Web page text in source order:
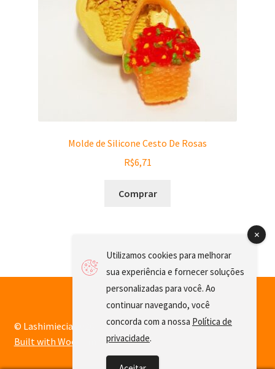
Molde de Silicone Cesto De Rosas
R$6,71
Comprar
© Lashimiecia 2026
Built with WooCommerce.
Utilizamos cookies para melhorar
sua experiência e fornecer soluções
personalizadas para você. Ao
continuar navegando, você
concorda com a nossa Política de
privacidade.